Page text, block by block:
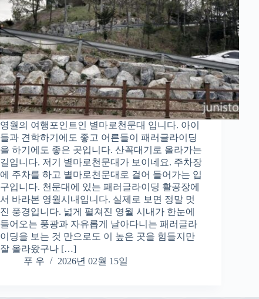
영월의 여행포인트인 별마로천문대 입니다. 아이
들과 견학하기에도 좋고 어른들이 패러글라이딩
을 하기에도 좋은 곳입니다. 산꼭대기로 올라가는
길입니다. 저기 별마로천문대가 보이네요. 주차장
에 주차를 하고 별마로천문대로 걸어 들어가는 입
구입니다. 천문대에 있는 패러글라이딩 활공장에
서 바라본 영월시내입니다. 실제로 보면 정말 멋
진 풍경입니다. 넓게 펼쳐진 영월 시내가 한눈에
들어오는 풍광과 자유롭게 날아다니는 패러글라
이딩을 보는 것 만으로도 이 높은 곳을 힘들지만
잘 올라왔구나 […]
푸 우
2026년 02월 15일